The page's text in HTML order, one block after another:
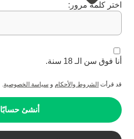
اختر كلمة مرور:
أنا فوق سن الـ 18 سنة.
قد قرأت الشروط والأحكام و سياسة الخصوصية.
أنشئ حسابًا